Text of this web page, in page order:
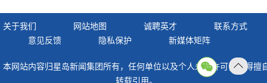
关于我们 网站地图 诚聘英才
联系方式
意见反馈
隐私保护 新媒体矩阵
本网站内容归星岛新闻集团所有，任何单位以及个人未经许可，不得擅
转载引用。